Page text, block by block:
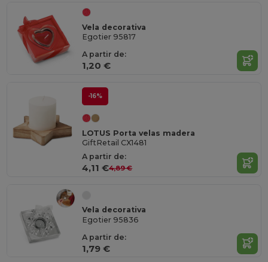
Vela decorativa
Egotier 95817
A partir de:
1,20 €
-16%
LOTUS Porta velas madera
GiftRetail CX1481
A partir de:
4,11 €4,89 €
Vela decorativa
Egotier 95836
A partir de:
1,79 €